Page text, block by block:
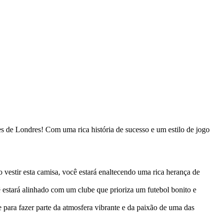
de Londres! Com uma rica história de sucesso e um estilo de jogo
esta camisa, você estará enaltecendo uma rica herança de
alinhado com um clube que prioriza um futebol bonito e
fazer parte da atmosfera vibrante e da paixão de uma das